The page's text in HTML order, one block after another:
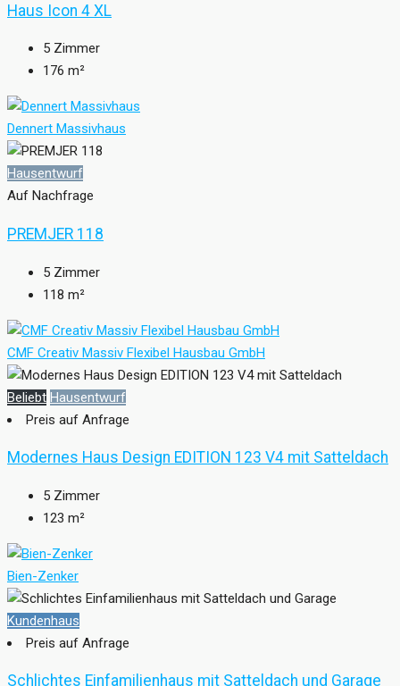
Haus Icon 4 XL
5 Zimmer
176 m²
Dennert Massivhaus
Hausentwurf
Auf Nachfrage
PREMJER 118
5 Zimmer
118 m²
CMF Creativ Massiv Flexibel Hausbau GmbH
Beliebt Hausentwurf
Preis auf Anfrage
Modernes Haus Design EDITION 123 V4 mit Satteldach
5 Zimmer
123 m²
Bien-Zenker
Kundenhaus
Preis auf Anfrage
Schlichtes Einfamilienhaus mit Satteldach und Garage